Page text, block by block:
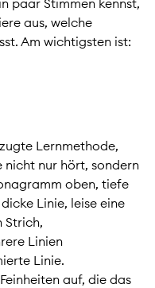
aus, welche
Am wichtigsten ist:
Lernmethode,
nicht nur hört, sondern
oben, tiefe
Linie, leise eine
Strich,
Linien
Linie.
auf, die das